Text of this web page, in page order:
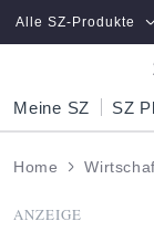
Zum Hauptinhalt
Alle SZ-Produkte
Meine SZ SZ
Home
ANZEIGE